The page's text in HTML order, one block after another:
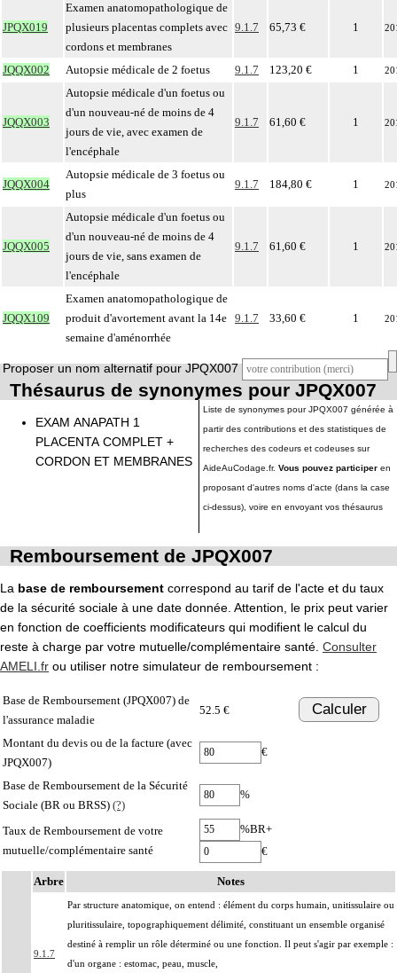
JPQX019
Examen anatomopathologique de
plusieurs placentas complets avec
cordons et membranes
9.1.7 65,73 € 1
JQQX002 Autopsie médicale de 2 foetus 9.1.7 123,20 € 1
JQQX003
Autopsie médicale d'un foetus ou
d'un nouveau-né de moins de 4
jours de vie, avec examen de
l'encéphale
9.1.7 61,60 € 1
JQQX004
Autopsie médicale de 3 foetus ou
plus
9.1.7 184,80 € 1
JQQX005
Autopsie médicale d'un foetus ou
d'un nouveau-né de moins de 4
jours de vie, sans examen de
l'encéphale
9.1.7 61,60 € 1
JQQX109
Examen anatomopathologique de
produit d'avortement avant la 14e
semaine d'aménorrhée
9.1.7 33,60 € 1
Proposer un nom alternatif pour JPQX007
Thésaurus de synonymes pour JPQX007
EXAM ANAPATH 1
PLACENTA COMPLET +
CORDON ET MEMBRANES
Liste de synonymes pour JPQX007 générée à
partir des contributions et des statistiques de
recherches des codeurs et codeuses sur
AideAuCodage.fr. Vous pouvez participer en
proposant d'autres noms d'acte (dans la case
ci-dessus), voire en envoyant vos thésaurus
Remboursement de JPQX007
La base de remboursement correspond au tarif de l'acte et du taux
de la sécurité sociale à une date donnée. Attention, le prix peut varier
en fonction de coefficients modificateurs qui modifient le calcul du
reste à charge par votre mutuelle/complémentaire santé. Consulter
AMELI.fr ou utiliser notre simulateur de remboursement :
Base de Remboursement (JPQX007) de
l'assurance maladie
52.5 € Calculer
Montant du devis ou de la facture (avec
JPQX007)
€
Base de Remboursement de la Sécurité
Sociale (BR ou BRSS) (?)
%
Taux de Remboursement de votre
mutuelle/complémentaire santé
%BR+
€
Arbre Notes
9.1.7
Par structure anatomique, on entend : élément du corps humain, unitissulaire ou
pluritissulaire, topographiquement délimité, constituant un ensemble organisé
destiné à remplir un rôle déterminé ou une fonction. Il peut s'agir par exemple :
d'un organe : estomac, peau, muscle,